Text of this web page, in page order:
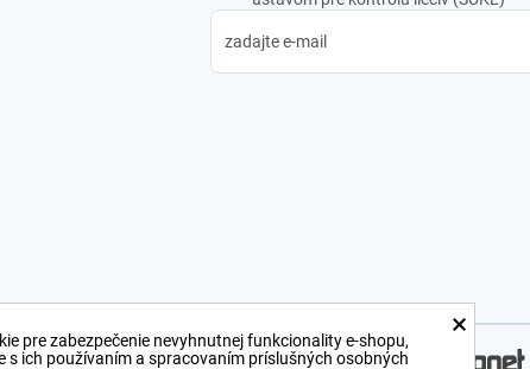
×
pre zabezpečenie nevyhnutnej funkcionality e-shopu,
s ich používaním a spracovaním príslušných osobných